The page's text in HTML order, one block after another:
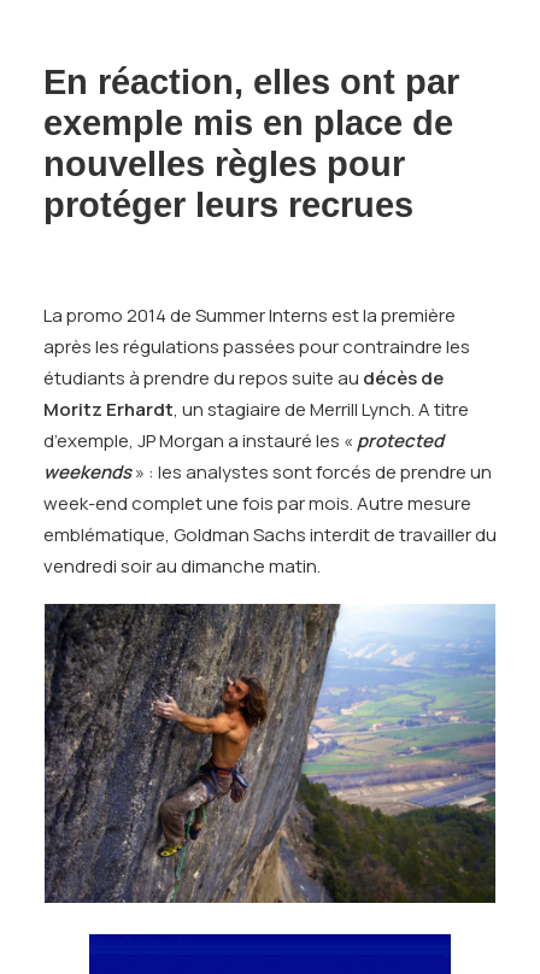
En réaction, elles ont par
exemple mis en place de
nouvelles règles pour
protéger leurs recrues
La promo 2014 de Summer Interns est la première
après les régulations passées pour contraindre les
étudiants à prendre du repos suite au décès de
Moritz Erhardt, un stagiaire de Merrill Lynch. A titre
d’exemple, JP Morgan a instauré les « protected
weekends» : les analystes sont forcés de prendre un
week-end complet une fois par mois. Autre mesure
emblématique, Goldman Sachs interdit de travailler du
vendredi soir au dimanche matin.